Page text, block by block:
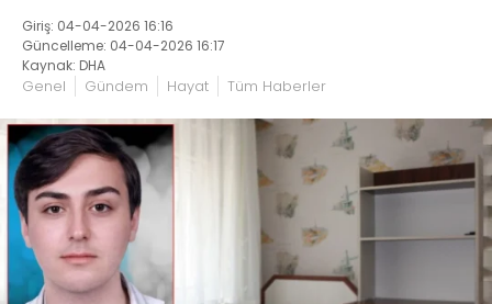
Giriş: 04-04-2026 16:16
Güncelleme: 04-04-2026 16:17
Kaynak: DHA
Genel Gündem Hayat Tüm Haberler